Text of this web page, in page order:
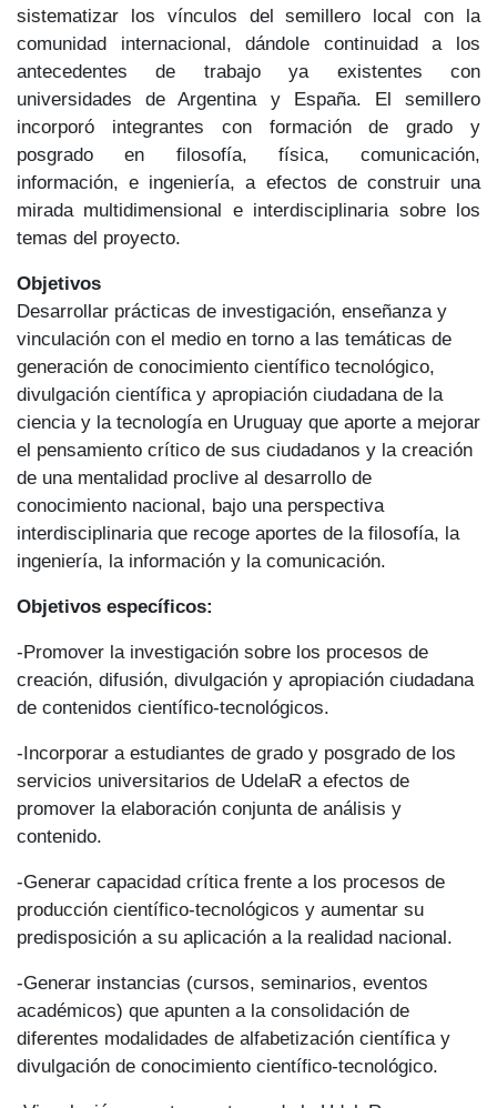
sistematizar los vínculos del semillero local con la
comunidad internacional, dándole continuidad a los
antecedentes de trabajo ya existentes con
universidades de Argentina y España. El semillero
incorporó integrantes con formación de grado y
posgrado en filosofía, física, comunicación,
información, e ingeniería, a efectos de construir una
mirada multidimensional e interdisciplinaria sobre los
temas del proyecto.
Objetivos
Desarrollar prácticas de investigación, enseñanza y
vinculación con el medio en torno a las temáticas de
generación de conocimiento científico tecnológico,
divulgación científica y apropiación ciudadana de la
ciencia y la tecnología en Uruguay que aporte a mejorar
el pensamiento crítico de sus ciudadanos y la creación
de una mentalidad proclive al desarrollo de
conocimiento nacional, bajo una perspectiva
interdisciplinaria que recoge aportes de la filosofía, la
ingeniería, la información y la comunicación.
Objetivos específicos:
-Promover la investigación sobre los procesos de
creación, difusión, divulgación y apropiación ciudadana
de contenidos científico-tecnológicos.
-Incorporar a estudiantes de grado y posgrado de los
servicios universitarios de UdelaR a efectos de
promover la elaboración conjunta de análisis y
contenido.
-Generar capacidad crítica frente a los procesos de
producción científico-tecnológicos y aumentar su
predisposición a su aplicación a la realidad nacional.
-Generar instancias (cursos, seminarios, eventos
académicos) que apunten a la consolidación de
diferentes modalidades de alfabetización científica y
divulgación de conocimiento científico-tecnológico.